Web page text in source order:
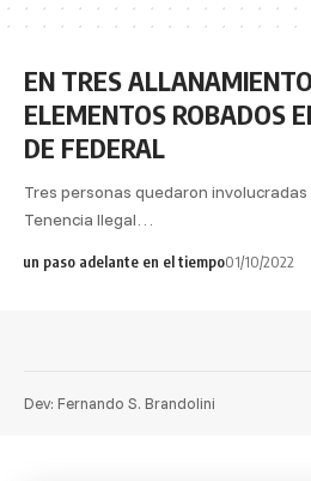
EN TRES
ELEMENTOS ROBADOS
DE FEDERAL
Tres personas quedaron
Tenencia Ilegal…
un paso adelante en el tiempo01/10/2022
Dev: Fernando S. Brandolini